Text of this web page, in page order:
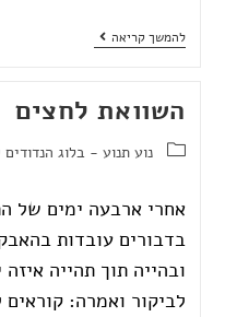
להמשך קריאה
השוואת לחצים
נוע תנוע - בלוג
אחרי ארבעה ימים של
בדבורים עובדות
ובהייה תוך תהייה
לביקור ואמרה: